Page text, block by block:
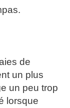
de
un plus
un peu trop
lorsque